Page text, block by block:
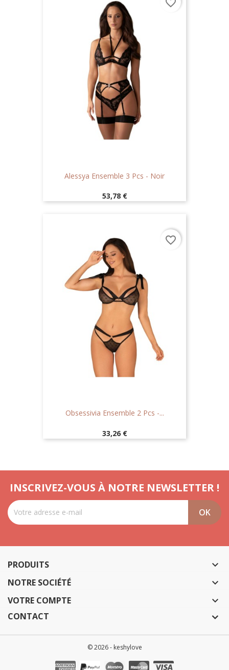
Alessya Ensemble 3 Pcs - Noir
Prix
53,78 €
favorite_border
Obsessivia Ensemble 2 Pcs -...
Prix
33,26 €
favorite_border
INSCRIVEZ-VOUS À NOTRE NEWSLETTER !
PRODUITS 
NOTRE SOCIÉTÉ 
VOTRE COMPTE 
CONTACT
© 2026 - keshylove